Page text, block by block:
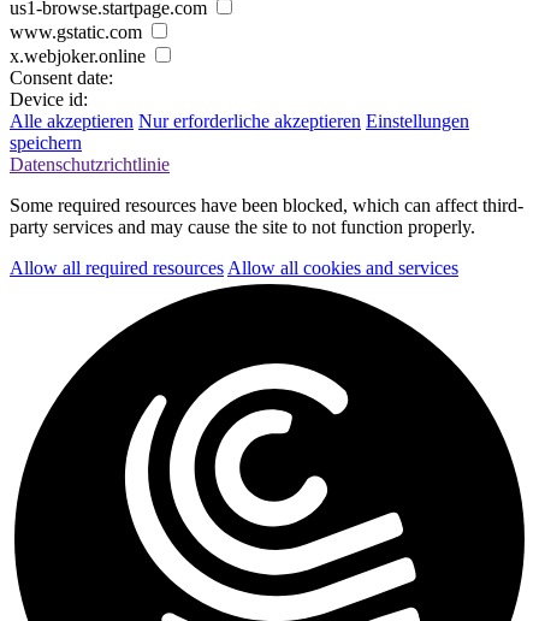
us1-browse.startpage.com
www.gstatic.com
x.webjoker.online
Consent date:
Device id:
Alle akzeptieren Nur erforderliche akzeptieren Einstellungen
speichern
Datenschutzrichtlinie
Some required resources have been blocked, which can affect third-
party services and may cause the site to not function properly.
Allow all required resources Allow all cookies and services